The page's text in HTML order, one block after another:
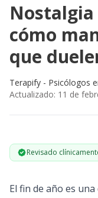
Empresas
Preguntas
Blog
cómo
que
Terapify - Psicólogos
Actualizado: 11 de
Revisado
El fin de año es